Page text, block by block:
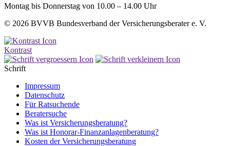
Montag bis Donnerstag von 10.00 – 14.00 Uhr
© 2026 BVVB Bundesverband der Versicherungsberater e. V.
Kontrast
Schrift
Impressum
Datenschutz
Für Ratsuchende
Beratersuche
Was ist Versicherungsberatung?
Was ist Honorar-Finanzanlagenberatung?
Kosten der Versicherungsberatung